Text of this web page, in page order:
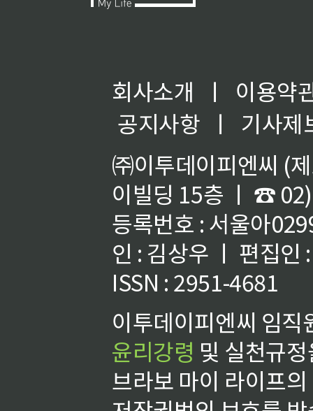
회사소개 ㅣ
이용약
공지사항
ㅣ
기사제
㈜이투데이피엔씨 (
이빌딩 15층 ㅣ ☎
등록번호 : 서울아
인 : 김상우 ㅣ 편집인
ISSN : 2951-4681
이투데이피엔씨 임
윤리강령 및 실천규
브라보 마이 라이프